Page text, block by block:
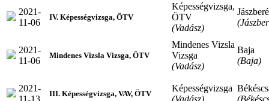
2021-
11-06
IV. Képességvizsga, ÖTV
Képességvizsga,
ÖTV
(Vadász)
2021-
11-06
Mindenes Vizsla Vizsga, ÖTV
Mindenes Vizsla
Vizsga
(Vadász)
Baja
(Baja)
2021-
11-13
III. Képességvizsga, VAV, ÖTV
Képességvizsga
(Vadász)